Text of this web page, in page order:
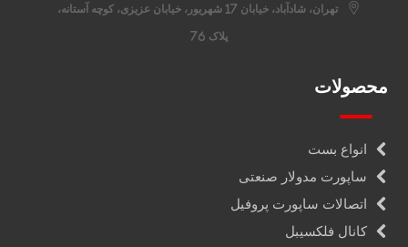
تهران، شادآباد، خیابان 17 شهریور، خیابان عزیزی، کوچه آستانه،
پلاک 76
محصولات
انواع بست
ساپورت مدولار صنعتی
اتصالات ساپورت پروفیل
کانال فلکسیبل